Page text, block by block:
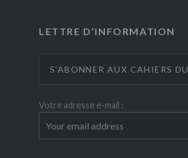
LETTRE D’INFORMATION
Votre adresse e-mail :